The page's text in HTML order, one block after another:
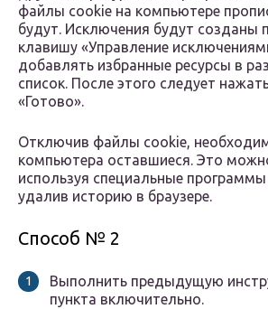
файлы cookie на компьютере
будут. Исключения будут созданы
клавишу «Управление
добавлять избранные ресурсы в
список. После этого следует
«Готово».
Отключив файлы cookie,
компьютера оставшиеся. Это
используя специальные
удалив историю в браузере.
Способ № 2
Выполнить предыдущую
пункта включительно.